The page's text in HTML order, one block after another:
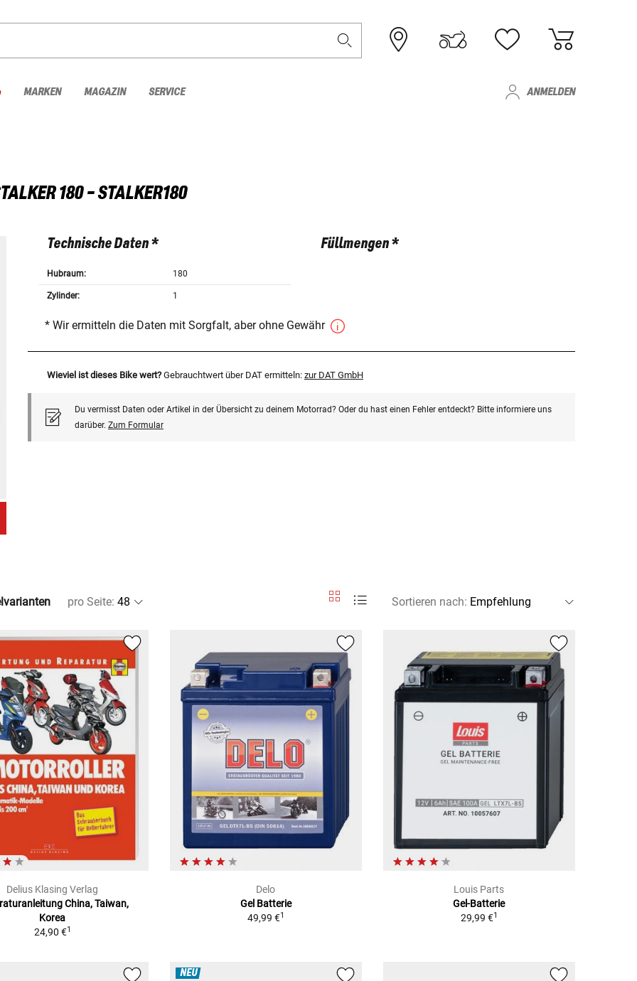
MARKEN MAGAZIN SERVICE ANMELDEN
180 - STALKER180
Technische Daten *
Hubraum: 180
Zylinder: 1
Füllmengen *
* Wir ermitteln die Daten mit Sorgfalt, aber ohne Gewähr
Wieviel ist dieses Bike wert? Gebrauchtwert über DAT ermitteln: zur DAT GmbH
Du vermisst Daten oder Artikel in der Übersicht zu deinem Motorrad? Oder du hast einen Fehler entdeckt? Bitte informiere uns
darüber. Zum Formular
pro Seite: Sortieren nach:
Delius Klasing Verlag
China, Taiwan,
Korea
24,90 €1
Delo
Gel Batterie
49,99 €1
Louis Parts
Gel-Batterie
29,99 €1
NEU